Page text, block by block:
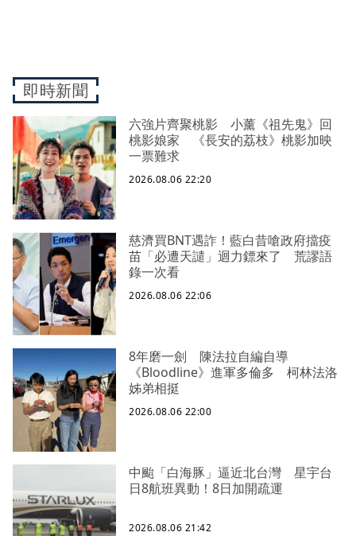
即時新聞
六強片齊聚桃影 小薰《祖先鬼》回
桃影娘家 《長安的荔枝》桃影加映
一票難求
2026.08.06 22:20
慈濟買BNT遇詐！藍白昔嗆政府擋疫
苗「必遭天譴」迴力鏢來了 荒謬語
錄一次看
2026.08.06 22:06
8年磨一劍 陳法拉自編自導
《Bloodline》進軍多倫多 柯林法洛
姊弟相挺
2026.08.06 22:00
中颱「白海豚」逼近北台灣 星宇台
日8航班異動！8日加開疏運
2026.08.06 21:42